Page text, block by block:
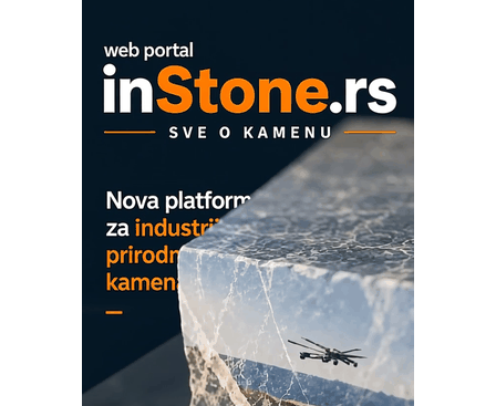
COMBYPACK
EVOKS Maintenance Management
ROSA i SCHUNK podižu proizvodnju
Detekcija različitih oblika